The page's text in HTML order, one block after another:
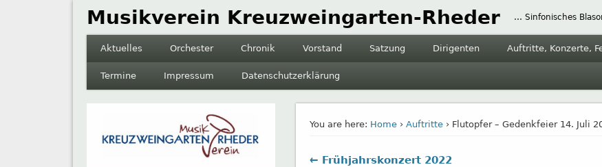
Musikverein Kreuzweingarten-Rheder … Sinfonisches
Aktuelles Orchester Chronik Vorstand Satzung Dirigenten Auftritte, Konzerte,
Termine Impressum Datenschutzerklärung
You are here: Home ›Auftritte › Flutopfer – Gedenkfeier 14. Juli
← Frühjahrskonzert 2022